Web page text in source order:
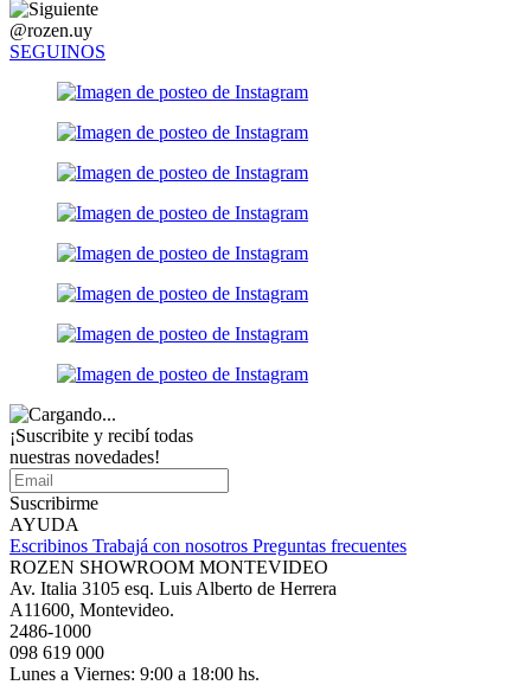
@rozen.uy
SEGUINOS
¡Suscribite y recibí todas
nuestras novedades!
Suscribirme
AYUDA
Escribinos Trabajá con nosotros Preguntas frecuentes
ROZEN SHOWROOM MONTEVIDEO
Av. Italia 3105 esq. Luis Alberto de Herrera
A11600, Montevideo.
2486-1000
098 619 000
Lunes a Viernes: 9:00 a 18:00 hs.